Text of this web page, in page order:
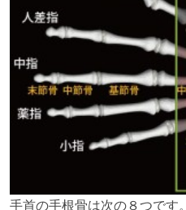
手首の手根骨は次の８つです。